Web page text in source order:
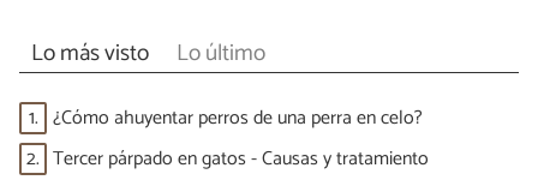
Lo más visto Lo último
1. ¿Cómo ahuyentar perros de una perra en celo?
2. Tercer párpado en gatos - Causas y tratamiento